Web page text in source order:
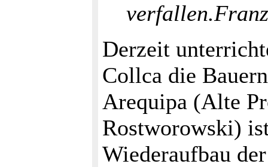
verfallen.Franz
Derzeit
Collca die
Arequipa (Alte
Rostworowski)
Wiederaufbau